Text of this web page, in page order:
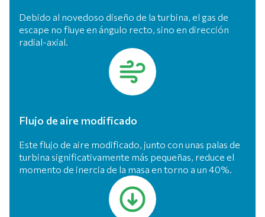
Debido al novedoso diseño de la turbina, el gas de
escape no fluye en ángulo recto, sino en dirección
radial-axial.
Flujo de aire modificado
Este flujo de aire modificado, junto con unas palas de
turbina significativamente más pequeñas, reduce el
momento de inercia de la masa en torno a un 40%.